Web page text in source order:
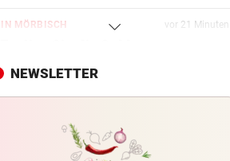
IN MÖRBISCH vor 21 Minuten
Andrea Berg live
ELTERN SCHLUGEN ALARM vor 22 Minuten
Lottogewinner schickte obszöne
Bilder an Teenager
NEWSLETTER